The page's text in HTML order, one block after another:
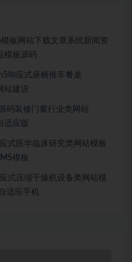
板网站下载文章系统新闻资
模板源码
响应式座椅推车餐桌
站建设
码装修门窗行业类网站
适应版
式医学临床研究类网站模板
模板
式压缩干燥机设备类网站模
适应手机